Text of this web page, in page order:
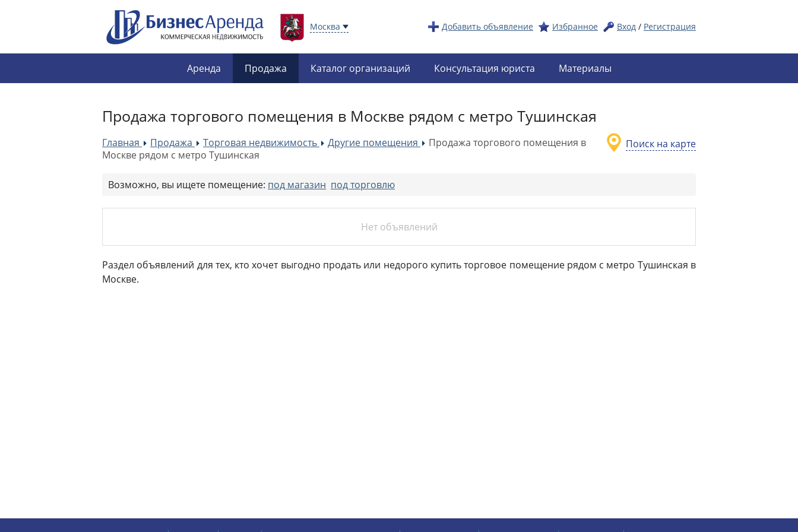
Москва Добавить объявление Избранное Вход / Регистрация
Аренда Продажа Каталог организаций Консультация юриста Материалы
Продажа торгового помещения в Москве рядом с метро Тушинская
Поиск на карте
Главная »Продажа »
Торговая недвижимость »
Другие помещения »Продажа торгового помещения в
Москве рядом с метро Тушинская
Возможно, вы ищете помещение: под магазин под торговлю
Нет объявлений
Раздел объявлений для тех, кто хочет выгодно продать или недорого купить торговое помещение рядом с метро Тушинская в
Москве.